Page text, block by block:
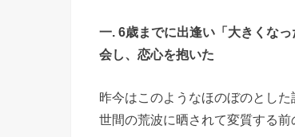
一. 6歳までに出逢い「大きくな
会し、恋心を抱いた
昨今はこのようなほのぼのとし
世間の荒波に晒されて変質する